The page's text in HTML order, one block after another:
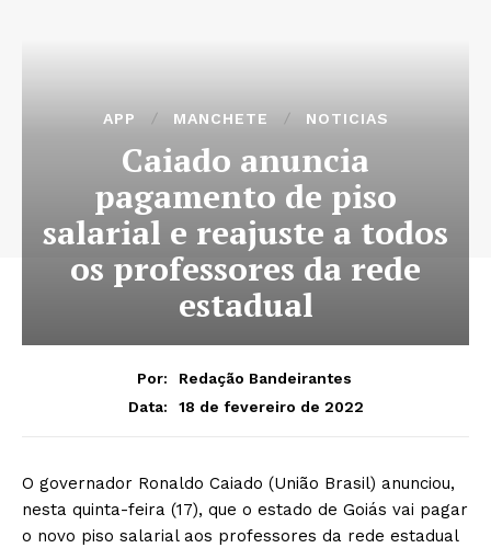
APP MANCHETE NOTICIAS
Caiado anuncia
pagamento de piso
salarial e reajuste a todos
os professores da rede
estadual
Por:
Redação Bandeirantes
Data:
18 de fevereiro de 2022
O governador Ronaldo Caiado (União Brasil) anunciou,
nesta quinta-feira (17), que o estado de Goiás vai pagar
o novo piso salarial aos professores da rede estadual